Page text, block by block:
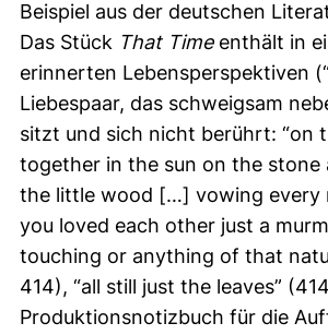
Beispiel aus der deutschen
Das Stück That Timeenthält in
erinnerten Lebensperspektiven
Liebespaar, das schweigsam
sitzt und sich nicht berührt: “on
together in the sun on the stone
the little wood […] vowing every
you loved each other just a
touching or anything of that
414), “all still just the leaves”
Produktionsnotizbuch für die